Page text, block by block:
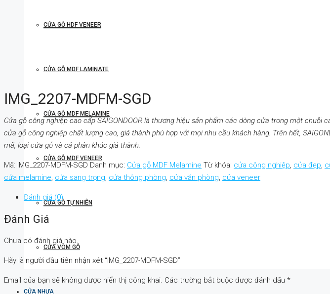
CỬA GỖ HDF VENEER
CỬA GỖ MDF LAMINATE
CỬA GỖ MDF MELAMINE
CỬA GỖ MDF VENEER
CỬA GỖ TỰ NHIÊN
CỬA VÒM GỖ
CỬA NHỰA
IMG_2207-MDFM-SGD
Cửa gỗ công nghiệp cao cấp SAIGONDOOR là thương hiệu sản phẩm các dòng cửa trong một chuỗi
cửa gỗ công nghiệp chất lượng cao, giá thành phù hợp với mọi nhu cầu khách hàng. Trên hết,
mã, loại cửa gỗ và cả phân khúc giá thành.
Mã: IMG_2207-MDFM-SGD Danh mục: Cửa gỗ MDF Melamine Từ khóa: cửa công nghiệp, cửa đẹp,
cửa melamine, cửa sang trọng, cửa thông phòng, cửa văn phòng, cửa veneer
Đánh giá (0)
Đánh Giá
Chưa có đánh giá nào.
Hãy là người đầu tiên nhận xét “IMG_2207-MDFM-SGD”
Email của bạn sẽ không được hiển thị công khai. Các trường bắt buộc được đánh dấu *